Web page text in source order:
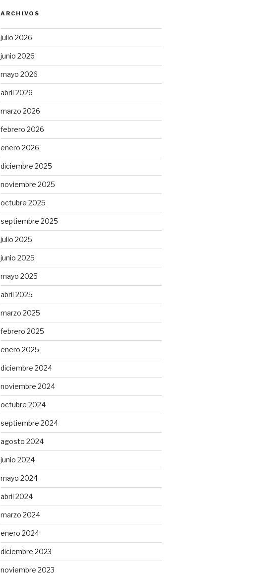
ARCHIVOS
julio 2026
junio 2026
mayo 2026
abril 2026
marzo 2026
febrero 2026
enero 2026
diciembre 2025
noviembre 2025
octubre 2025
septiembre 2025
julio 2025
junio 2025
mayo 2025
abril 2025
marzo 2025
febrero 2025
enero 2025
diciembre 2024
noviembre 2024
octubre 2024
septiembre 2024
agosto 2024
junio 2024
mayo 2024
abril 2024
marzo 2024
enero 2024
diciembre 2023
noviembre 2023